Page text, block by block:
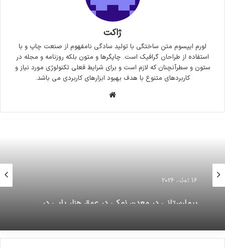
ژاکت
لورم ایپسوم متن ساختگی با تولید سادگی نامفهوم از صنعت چاپ و با
استفاده از طراحان گرافیک است. چاپگرها و متون بلکه روزنامه و مجله در
ستون و سطرآنچنان که لازم است و برای شرایط فعلی تکنولوژی مورد نیاز و
کاربردهای متنوع با هدف بهبود ابزارهای کاربردی می باشد.
16 ژوئن 2026
اوکراین!